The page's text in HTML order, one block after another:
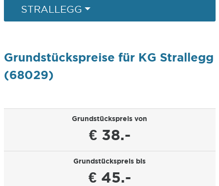
STRALLEGG
Grundstückspreise für KG Strallegg
(68029)
Grundstückspreis von
€ 38.-
Grundstückspreis bis
€ 45.-